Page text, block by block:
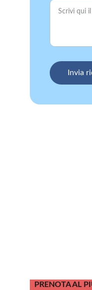
Invia
PRENOTA AL